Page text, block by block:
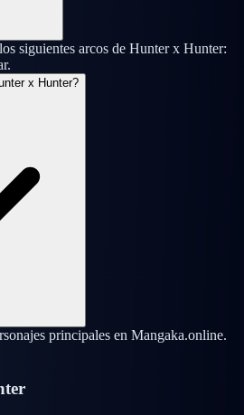
siguientes arcos de Hunter x Hunter:
x Hunter?
principales en Mangaka.online.